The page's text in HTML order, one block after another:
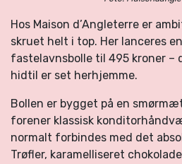
Hos Maison d’Angleterre er
skruet helt i top. Her lanceres
fastelavnsbolle til 495 kroner –
hidtil er set herhjemme.
Bollen er bygget på en
forener klassisk
normalt forbindes med det
Trøfler, karamelliseret